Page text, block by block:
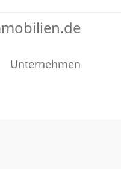
Unternehmen